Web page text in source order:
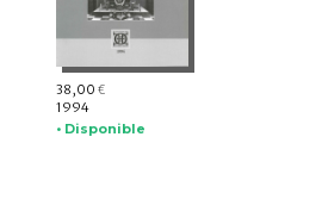
38,00 €
1994
• Disponible